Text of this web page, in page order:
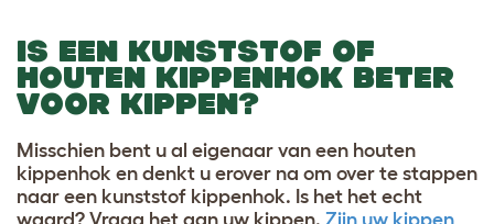
IS EEN KUNSTSTOF OF
HOUTEN KIPPENHOK BETER
VOOR KIPPEN?
Misschien bent u al eigenaar van een houten
kippenhok en denkt u erover na om over te stappen
naar een kunststof kippenhok. Is het het echt
waard? Vraag het aan uw kippen. Zijn uw kippen